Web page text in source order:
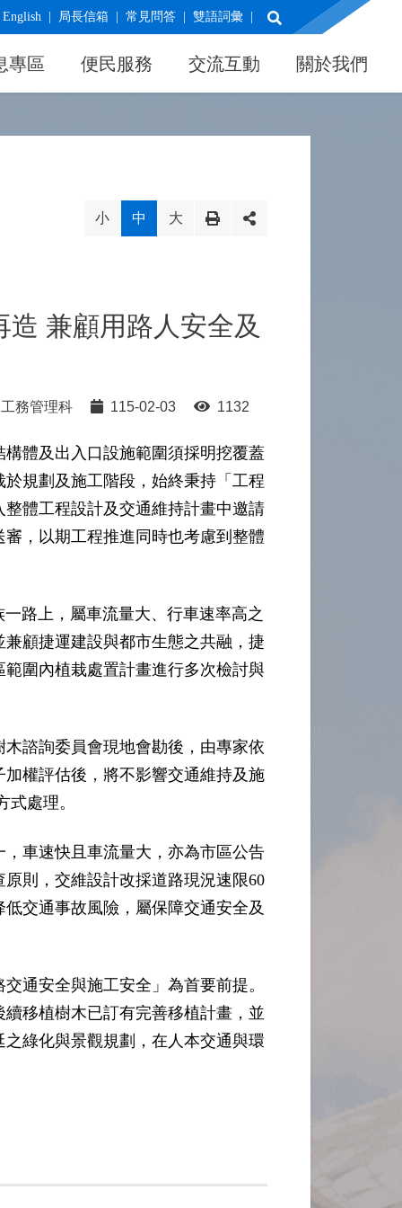
English 局長信箱 常見問答 雙語詞彙 展開搜尋
專區 便民服務 交流互動 關於我們
小 中 大
兼顧用路人安全及
工務管理科 115-02-03 1132
體及出入口設施範圍須採明挖覆蓋
規劃及施工階段，始終秉持「工程
體工程設計及交通維持計畫中邀請
，以期工程推進同時也考慮到整體
路上，屬車流量大、行車速率高之
顧捷運建設與都市生態之共融，捷
圍內植栽處置計畫進行多次檢討與
諮詢委員會現地會勘後，由專家依
權評估後，將不影響交通維持及施
處理。
車速快且車流量大，亦為市區公告
則，交維設計改採道路現況速限60
交通事故風險，屬保障交通安全及
通安全與施工安全」為首要前提。
移植樹木已訂有完善移植計畫，並
綠化與景觀規劃，在人本交通與環